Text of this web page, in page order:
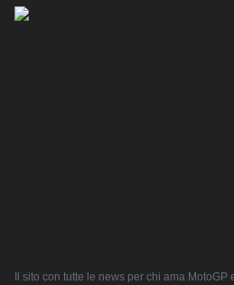
Il sito con tutte le news per chi ama MotoGP